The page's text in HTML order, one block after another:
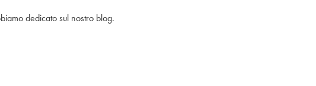
dedicato sul nostro blog.